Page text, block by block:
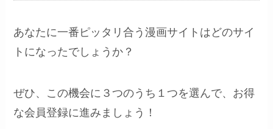
あなたに一番ピッタリ合う漫画サイトはどのサイ
トになったでしょうか？
ぜひ、この機会に３つのうち１つを選んで、お得
な会員登録に進みましょう！